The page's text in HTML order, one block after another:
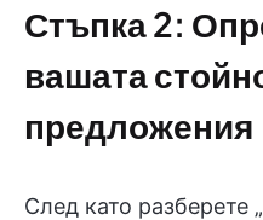
Стъпка 2:
вашата
предложения
След като разберете